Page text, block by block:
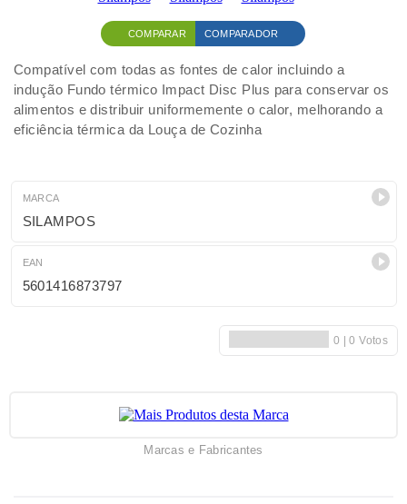
COMPARAR COMPARADOR
Compatível com todas as fontes de calor incluindo a
indução Fundo térmico Impact Disc Plus para conservar os
alimentos e distribuir uniformemente o calor, melhorando a
eficiência térmica da Louça de Cozinha
MARCA
SILAMPOS
EAN
5601416873797
Marcas e Fabricantes